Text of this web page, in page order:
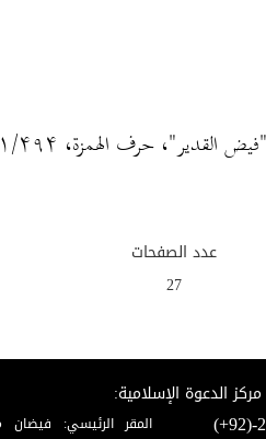
"فيض القدير"، حرف الهمزة، ۱/۴۹۴
عدد الصفحات
27
الدعوة الإسلامية:
المقر الرئيسي: فيضان
(+92)-